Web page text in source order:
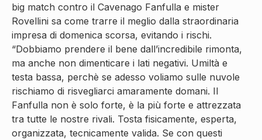
big match contro il Cavenago Fanfulla e mister
Rovellini sa come trarre il meglio dalla straordinaria
impresa di domenica scorsa, evitando i rischi.
“Dobbiamo prendere il bene dall’incredibile rimonta,
ma anche non dimenticare i lati negativi. Umiltà e
testa bassa, perchè se adesso voliamo sulle nuvole
rischiamo di risvegliarci amaramente domani. Il
Fanfulla non è solo forte, è la più forte e attrezzata
tra tutte le nostre rivali. Tosta fisicamente, esperta,
organizzata, tecnicamente valida. Se con questi